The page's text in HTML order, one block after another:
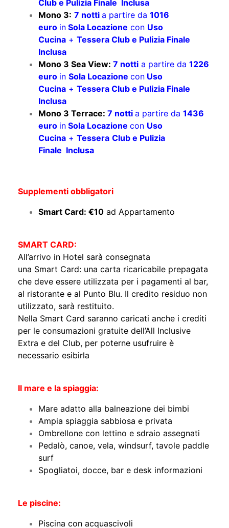
Club e Pulizia Finale Inclusa
Mono 3: 7 notti a partire da 1016
euro in Sola Locazione con Uso
Cucina + Tessera Club e Pulizia Finale
Inclusa
Mono 3 Sea View: 7 notti a partire da 1226
euro in Sola Locazione con Uso
Cucina + Tessera Club e Pulizia Finale
Inclusa
Mono 3 Terrace: 7 notti a partire da 1436
euro in Sola Locazione con Uso
Cucina + Tessera Club e Pulizia
Finale Inclusa
Supplementi obbligatori
Smart Card: €10 ad Appartamento
SMART CARD:
All’arrivo in Hotel sarà consegnata
una Smart Card: una carta ricaricabile prepagata
che deve essere utilizzata per i pagamenti al bar,
al ristorante e al Punto Blu. Il credito residuo non
utilizzato, sarà restituito.
Nella Smart Card saranno caricati anche i crediti
per le consumazioni gratuite dell’All Inclusive
Extra e del Club, per poterne usufruire è
necessario esibirla
Il mare e la spiaggia:
Mare adatto alla balneazione dei bimbi
Ampia spiaggia sabbiosa e privata
Ombrellone con lettino e sdraio assegnati
Pedalò, canoe, vela, windsurf, tavole paddle
surf
Spogliatoi, docce, bar e desk informazioni
Le piscine:
Piscina con acquascivoli